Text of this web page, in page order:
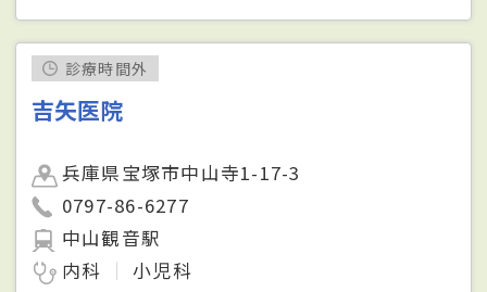
診療時間外
吉矢医院
兵庫県宝塚市中山寺1-17-3
0797-86-6277
中山観音駅
内科
小児科